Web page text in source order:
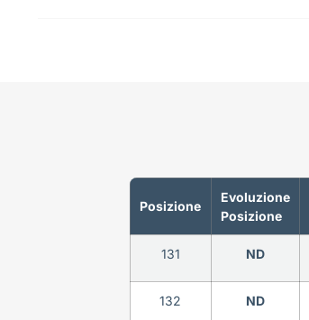
Posizione
Evoluzione
Posizione
131 ND
132 ND